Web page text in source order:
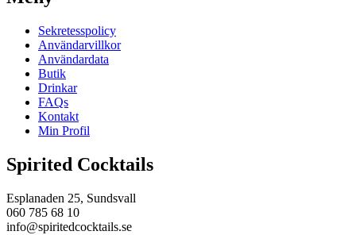
Sekretesspolicy
Användarvillkor
Användardata
Butik
Drinkar
FAQs
Kontakt
Min Profil
Spirited Cocktails
Esplanaden 25, Sundsvall
060 785 68 10
info@spiritedcocktails.se